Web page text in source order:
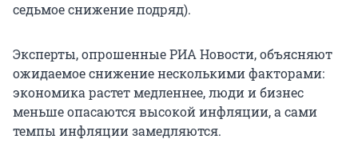
седьмое снижение подряд).
Эксперты, опрошенные РИА Новости, объясняют
ожидаемое снижение несколькими факторами:
экономика растет медленнее, люди и бизнес
меньше опасаются высокой инфляции, а сами
темпы инфляции замедляются.